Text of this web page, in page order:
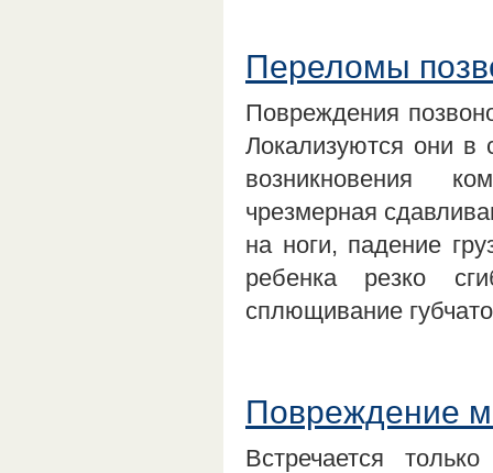
Переломы
Повреждения
Локализуются они в
возникновения
чрезмерная
на ноги, падение
ребенка резко
сплющивание
Повреждение
Встречается